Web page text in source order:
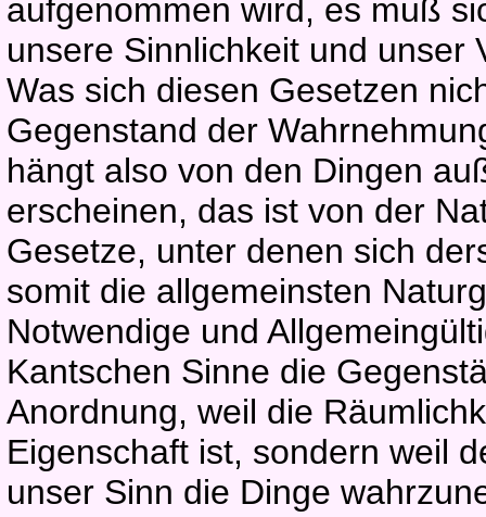
aufgenommen wird, es muß
unsere Sinnlichkeit und
Was sich diesen Gesetzen
Gegenstand der
hängt also von den Dingen
erscheinen, das ist von der
Gesetze, unter denen sich
somit die allgemeinsten
Notwendige und
Kantschen Sinne die
Anordnung, weil die
Eigenschaft ist, sondern weil
unser Sinn die Dinge